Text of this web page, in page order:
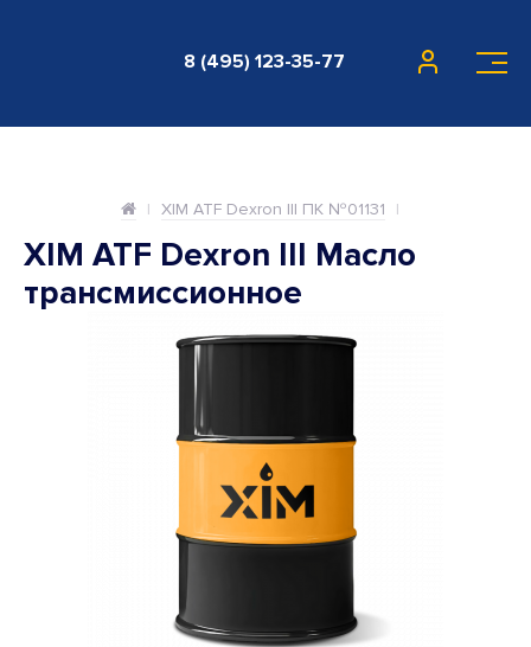
8 (495) 123-35-77
XIM ATF Dexron III ПК №01131
XIM ATF Dexron III Масло
трансмиссионное